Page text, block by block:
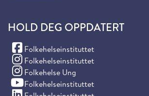
HOLD DEG OPPDATERT
Folkehelseinstituttet
(Facebook)
Folkehelseinstituttet
(Instagram)
Folkehelse Ung
(Instagram)
Folkehelseinstituttet
(YouTube)